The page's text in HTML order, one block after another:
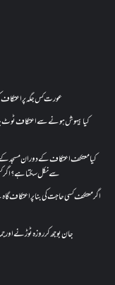
عورت کس جگہ پر اعتکاف
کیا بیہوش ہونے سے اعتکاف ٹوٹ
کیا معتکف اعتکاف کے دوران مسجد
سے نکل سکتا ہے؟ اگر
اگر معتکف کسی حاجت کی بنا پر اعتکاف
جان بوجھ کر روزہ ٹوڑنے